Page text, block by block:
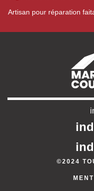
Artisan pour réparation
©2024